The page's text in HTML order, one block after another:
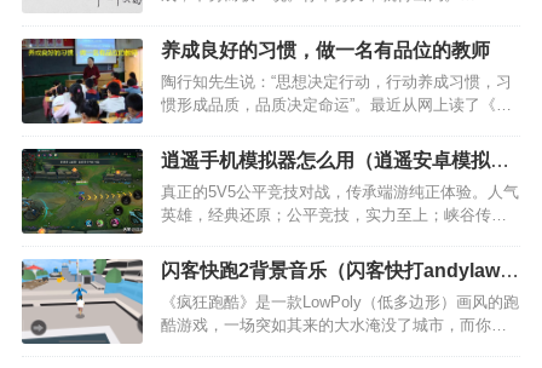
养成良好的习惯，做一名有品位的教师
陶行知先生说：“思想决定行动，行动养成习惯，习
惯形成品质，品质决定命运”。最近从网上读了《影
句话有了更深刻的领悟和理解。阅读本书带给我的
不仅是享受，更多的则是生活的引领，智慧的传递
和方法的教授…
逍遥手机模拟器怎么用（逍遥安卓模拟器
详细使用教程）
真正的5V5公平竞技对战，传承端游纯正体验。人气
英雄，经典还原；公平竞技，实力至上；峡谷传
端重现峡谷战场乐趣。 为了庆祝大家期待已久的中
国区开服，官方也带来了五大福利活动，用户可免
费参与，并获得十…
闪客快跑2背景音乐（闪客快打andylaw的
微博）
《疯狂跑酷》是一款LowPoly（低多边形）画风的跑
酷游戏，一场突如其来的大水淹没了城市，而你在